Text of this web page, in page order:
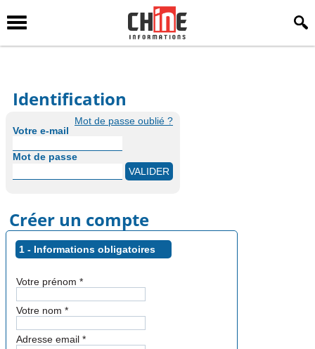
Identification
Mot de passe oublié ?
Votre e-mail
Mot de passe
Créer un compte
1 - Informations obligatoires
Votre prénom *
Votre nom *
Adresse email *